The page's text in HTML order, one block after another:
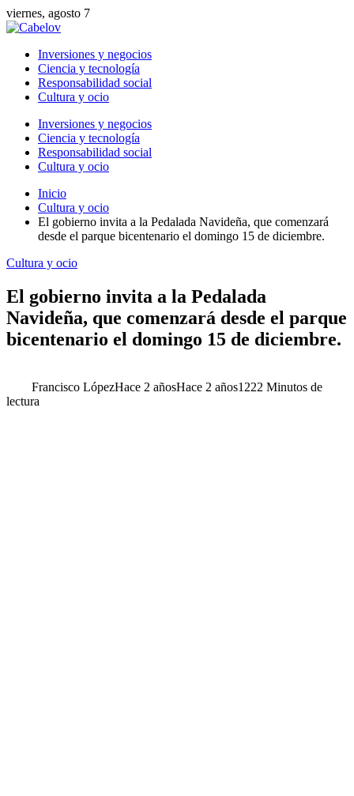
viernes, agosto 7
Inversiones y negocios
Ciencia y tecnología
Responsabilidad social
Cultura y ocio
Inversiones y negocios
Ciencia y tecnología
Responsabilidad social
Cultura y ocio
Inicio
Cultura y ocio
El gobierno invita a la Pedalada Navideña, que comenzará
desde el parque bicentenario el domingo 15 de diciembre.
Cultura y ocio
El gobierno invita a la Pedalada
Navideña, que comenzará desde el parque
bicentenario el domingo 15 de diciembre.
Francisco LópezHace 2 añosHace 2 años1222 Minutos de
lectura